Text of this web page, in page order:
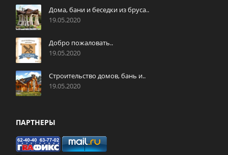
Дома, бани и беседки из бруса..
19.05.2020
Добро пожаловать..
19.05.2020
Строительство домов, бань и..
19.05.2020
ПАРТНЕРЫ